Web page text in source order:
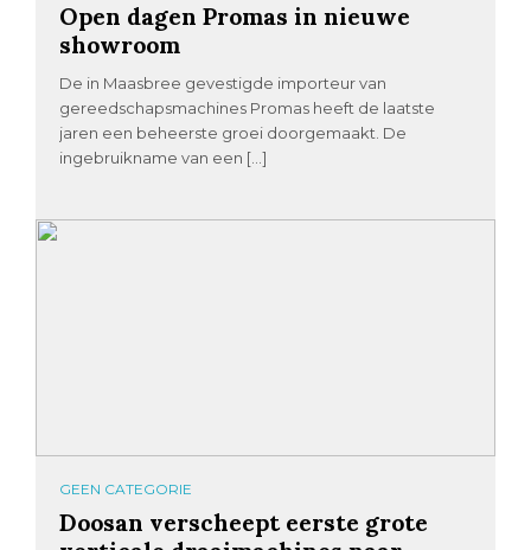
Open dagen Promas in nieuwe
showroom
De in Maasbree gevestigde importeur van
gereedschapsmachines Promas heeft de laatste
jaren een beheerste groei doorgemaakt. De
ingebruikname van een […]
GEEN CATEGORIE
Doosan verscheept eerste grote